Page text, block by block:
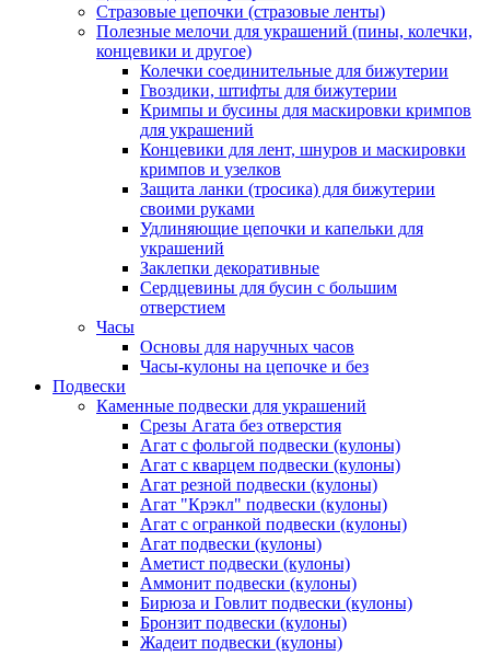
Стразовые цепочки (стразовые ленты)
Полезные мелочи для украшений (пины, колечки,
концевики и другое)
Колечки соединительные для бижутерии
Гвоздики, штифты для бижутерии
Кримпы и бусины для маскировки кримпов
для украшений
Концевики для лент, шнуров и маскировки
кримпов и узелков
Защита ланки (тросика) для бижутерии
своими руками
Удлиняющие цепочки и капельки для
украшений
Заклепки декоративные
Сердцевины для бусин с большим
отверстием
Часы
Основы для наручных часов
Часы-кулоны на цепочке и без
Подвески
Каменные подвески для украшений
Срезы Агата без отверстия
Агат с фольгой подвески (кулоны)
Агат с кварцем подвески (кулоны)
Агат резной подвески (кулоны)
Агат "Крэкл" подвески (кулоны)
Агат с огранкой подвески (кулоны)
Агат подвески (кулоны)
Аметист подвески (кулоны)
Аммонит подвески (кулоны)
Бирюза и Говлит подвески (кулоны)
Бронзит подвески (кулоны)
Жадеит подвески (кулоны)